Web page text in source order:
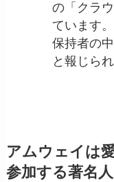
の「クラ
ています
保持者の
と報じら
アムウェイは
参加する著名